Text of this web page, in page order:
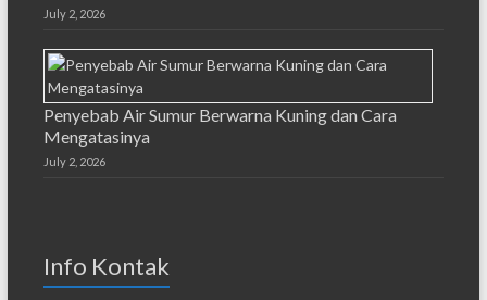
July 2, 2026
Penyebab Air Sumur Berwarna Kuning dan Cara
Mengatasinya
July 2, 2026
Info Kontak